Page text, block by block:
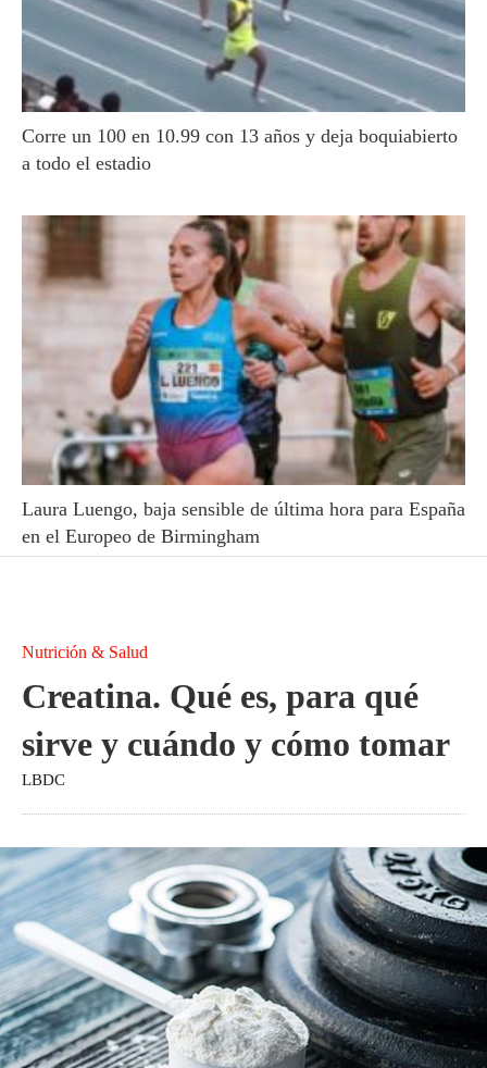
Corre un 100 en 10.99 con 13 años y deja boquiabierto
a todo el estadio
Laura Luengo, baja sensible de última hora para España
en el Europeo de Birmingham